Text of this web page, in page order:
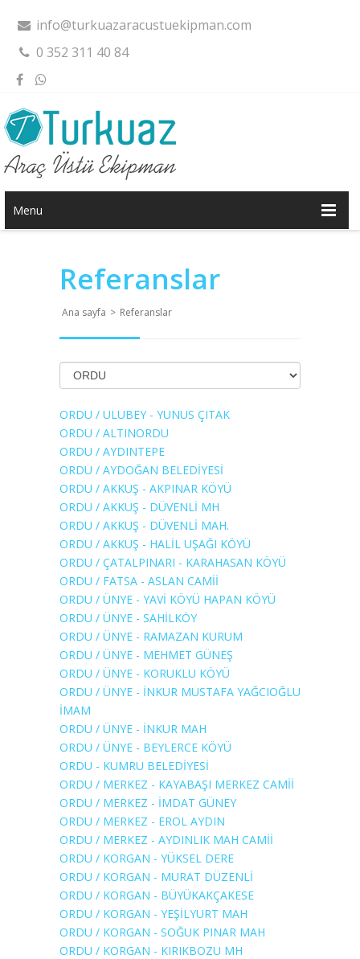
info@turkuazaracustuekipman.com
0 352 311 40 84
Menu
Referanslar
Ana sayfa > Referanslar
ORDU / ULUBEY - YUNUS ÇITAK
ORDU / ALTINORDU
ORDU / AYDINTEPE
ORDU / AYDOĞAN BELEDİYESİ
ORDU / AKKUŞ - AKPINAR KÖYÜ
ORDU / AKKUŞ - DÜVENLİ MH
ORDU / AKKUŞ - DÜVENLİ MAH.
ORDU / AKKUŞ - HALİL UŞAĞI KÖYÜ
ORDU / ÇATALPINARI - KARAHASAN KÖYÜ
ORDU / FATSA - ASLAN CAMİİ
ORDU / ÜNYE - YAVİ KÖYÜ HAPAN KÖYÜ
ORDU / ÜNYE - SAHİLKÖY
ORDU / ÜNYE - RAMAZAN KURUM
ORDU / ÜNYE - MEHMET GÜNEŞ
ORDU / ÜNYE - KORUKLU KÖYÜ
ORDU / ÜNYE - İNKUR MUSTAFA YAĞCIOĞLU
İMAM
ORDU / ÜNYE - İNKUR MAH
ORDU / ÜNYE - BEYLERCE KÖYÜ
ORDU - KUMRU BELEDİYESİ
ORDU / MERKEZ - KAYABAŞI MERKEZ CAMİİ
ORDU / MERKEZ - İMDAT GÜNEY
ORDU / MERKEZ - EROL AYDIN
ORDU / MERKEZ - AYDINLIK MAH CAMİİ
ORDU / KORGAN - YÜKSEL DERE
ORDU / KORGAN - MURAT DÜZENLİ
ORDU / KORGAN - BÜYÜKAKÇAKESE
ORDU / KORGAN - YEŞİLYURT MAH
ORDU / KORGAN - SOĞUK PINAR MAH
ORDU / KORGAN - KIRIKBOZU MH